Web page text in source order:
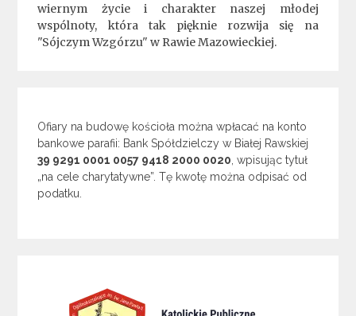
wiernym życie i charakter naszej młodej
wspólnoty, która tak pięknie rozwija się na
"Sójczym Wzgórzu" w Rawie Mazowieckiej.
Ofiary na budowę kościoła można wpłacać na konto
bankowe parafii: Bank Spółdzielczy w Białej Rawskiej
39 9291 0001 0057 9418 2000 0020 , wpisując tytuł
„na cele charytatywne”. Tę kwotę można odpisać od
podatku.